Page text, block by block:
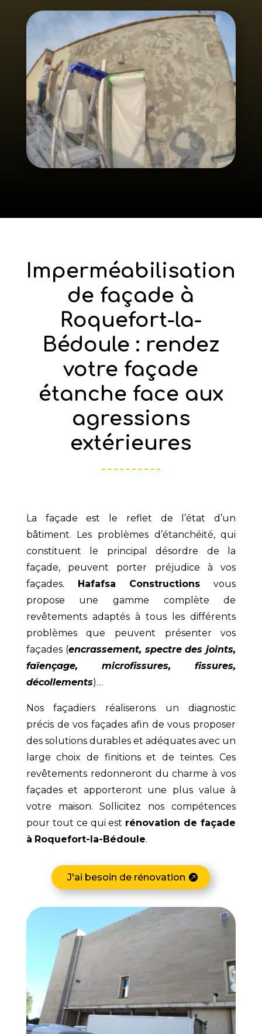
Imperméabilisation
de façade à
Roquefort-la-
Bédoule : rendez
votre façade
étanche face aux
agressions
extérieures
La façade est le reflet de l’état d’un
bâtiment. Les problèmes d’étanchéité, qui
constituent le principal désordre de la
façade, peuvent porter préjudice à vos
façades. Hafafsa Constructions vous
propose une gamme complète de
revêtements adaptés à tous les différents
problèmes que peuvent présenter vos
façades (encrassement, spectre des joints,
faïençage, microfissures, fissures,
décollements)…
Nos façadiers réaliserons un diagnostic
précis de vos façades afin de vous proposer
des solutions durables et adéquates avec un
large choix de finitions et de teintes. Ces
revêtements redonneront du charme à vos
façades et apporteront une plus value à
votre maison. Sollicitez nos compétences
pour tout ce qui est rénovation de façade
à Roquefort-la-Bédoule.
J'ai besoin de rénovation